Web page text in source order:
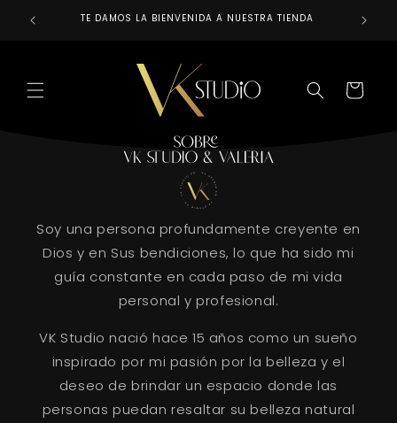
Skip to
content TE DAMOS LA BIENVENIDA A NUESTRA TIENDA
CART
Soy una persona profundamente creyente en
Dios y en Sus bendiciones, lo que ha sido mi
guía constante en cada paso de mi vida
personal y profesional.
VK Studio nació hace 15 años como un sueño
inspirado por mi pasión por la belleza y el
deseo de brindar un espacio donde las
personas puedan resaltar su belleza natural